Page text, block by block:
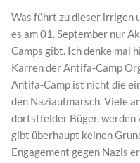
Was führt zu dieser irrigen
es am 01. September nur
Camps gibt. Ich denke mal
Karren der Antifa-Camp
Antifa-Camp ist nicht die
den Naziaufmarsch. Viele
dortstfelder Büger, werden
gibt überhaupt keinen
Engagement gegen Nazis